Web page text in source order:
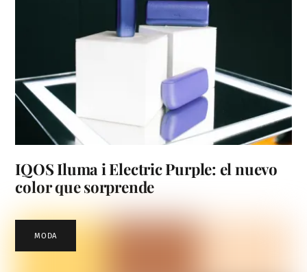
IQOS Iluma i Electric Purple: el nuevo
color que sorprende
MODA